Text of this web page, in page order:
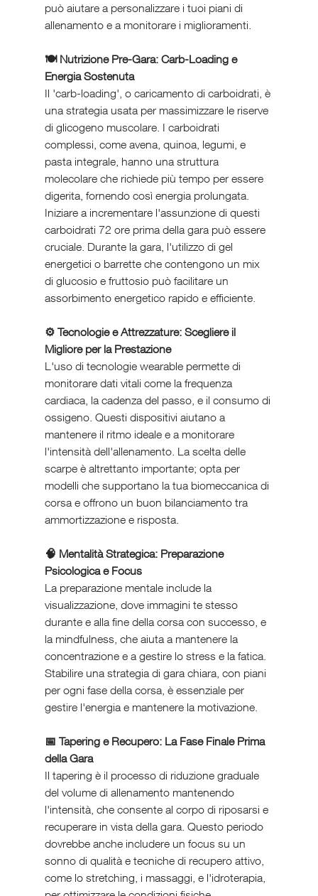
può aiutare a personalizzare i tuoi piani di
allenamento e a monitorare i miglioramenti.
🍽️ Nutrizione Pre-Gara: Carb-Loading e
Energia Sostenuta
Il 'carb-loading', o caricamento di carboidrati, è
una strategia usata per massimizzare le riserve
di glicogeno muscolare. I carboidrati
complessi, come avena, quinoa, legumi, e
pasta integrale, hanno una struttura
molecolare che richiede più tempo per essere
digerita, fornendo così energia prolungata.
Iniziare a incrementare l'assunzione di questi
carboidrati 72 ore prima della gara può essere
cruciale. Durante la gara, l'utilizzo di gel
energetici o barrette che contengono un mix
di glucosio e fruttosio può facilitare un
assorbimento energetico rapido e efficiente.
⚙️ Tecnologie e Attrezzature: Scegliere il
Migliore per la Prestazione
L'uso di tecnologie wearable permette di
monitorare dati vitali come la frequenza
cardiaca, la cadenza del passo, e il consumo di
ossigeno. Questi dispositivi aiutano a
mantenere il ritmo ideale e a monitorare
l'intensità dell'allenamento. La scelta delle
scarpe è altrettanto importante; opta per
modelli che supportano la tua biomeccanica di
corsa e offrono un buon bilanciamento tra
ammortizzazione e risposta.
🧠 Mentalità Strategica: Preparazione
Psicologica e Focus
La preparazione mentale include la
visualizzazione, dove immagini te stesso
durante e alla fine della corsa con successo, e
la mindfulness, che aiuta a mantenere la
concentrazione e a gestire lo stress e la fatica.
Stabilire una strategia di gara chiara, con piani
per ogni fase della corsa, è essenziale per
gestire l'energia e mantenere la motivazione.
📅 Tapering e Recupero: La Fase Finale Prima
della Gara
Il tapering è il processo di riduzione graduale
del volume di allenamento mantenendo
l'intensità, che consente al corpo di riposarsi e
recuperare in vista della gara. Questo periodo
dovrebbe anche includere un focus su un
sonno di qualità e tecniche di recupero attivo,
come lo stretching, i massaggi, e l'idroterapia,